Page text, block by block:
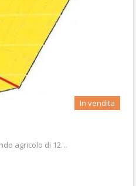
In vendita
agricolo di 12…